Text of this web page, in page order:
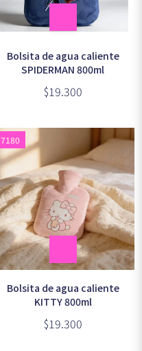
Bolsita de agua caliente
SPIDERMAN 800ml
$19.300
7180
Bolsita de agua caliente
KITTY 800ml
$19.300